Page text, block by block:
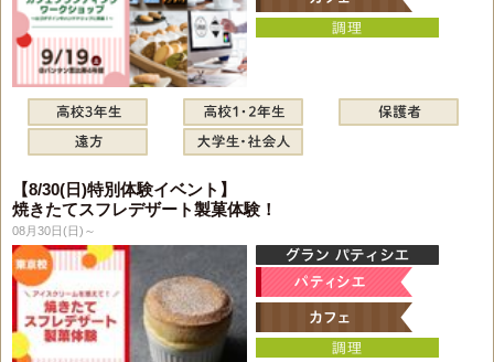
【8/30(日)特別体験イベント】
焼きたてスフレデザート製菓体験！
08月30日(日)～